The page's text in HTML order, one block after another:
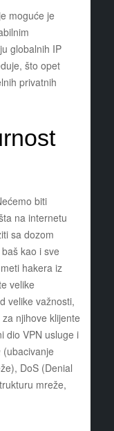
moguće je
globalnih IP
što opet
privatnih
biti
na internetu
sa dozom
kao i sve
hakera iz
velike
velike važnosti,
njihove klijente
dio VPN usluge i
(ubacivanje
DoS (Denial
mreže,